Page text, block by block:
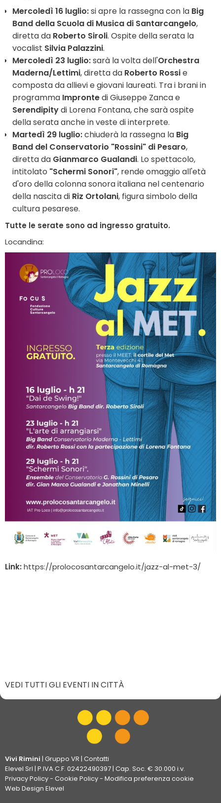
Mercoledì 16 luglio:si apre la rassegna con la Big
Band della Scuola di Musica di Santarcangelo,
diretta da Roberto Siroli. Ospite della serata la
vocalist Silvia Palazzini.
Mercoledì 23 luglio:sarà la volta dell'Orchestra
Maderna/Lettimi, diretta da Roberto Rossie
composta da allievi e giovani laureati. Tra i brani in
programma Improntedi Giuseppe Zanca e
Serendipitydi Lorena Fontana, che sarà ospite
della serata anche in veste di interprete.
Martedì 29 luglio:chiuderà la rassegna la Big
Band del Conservatorio "Rossini" di Pesaro,
diretta da Gianmarco Gualandi. Lo spettacolo,
intitolato "Schermi Sonori", rende omaggio all'età
d'oro della colonna sonora italiana nel centenario
della nascita di Riz Ortolani, figura simbolo della
cultura pesarese.
Tutte le serate sono ad ingresso gratuito.
Locandina:
Link: https://prolocosantarcangelo.it/jazz-al-met-3/
VEDI TUTTI GLI EVENTI IN CITTÀ
Vivi Rimini | Gruppo VR | Contatti
Elevel Srl | P.IVA C.F. 02422490397 | Cap. Soc. € 30.000 i.v.
Privacy Policy- Cookie Policy- Modifica preferenza cookie
Web Design Elevel